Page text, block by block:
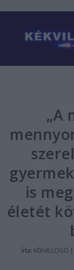
„A
is
életét
Írta: KÉKVILLOGÓ |